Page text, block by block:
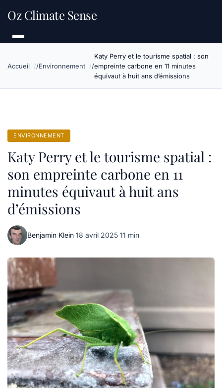
Oz Climate Sense
Accueil Environnement
Katy Perry et le tourisme spatial : son
empreinte carbone en 11 minutes
équivaut à huit ans d’émissions
ENVIRONNEMENT
Katy Perry et le tourisme spatial :
son empreinte carbone en 11
minutes équivaut à huit ans
d’émissions
Benjamin Klein·18 avril 2025·11 min